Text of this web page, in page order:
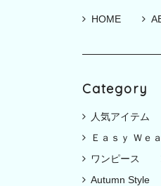
HOME
Category
人気アイテム
Ｅａｓｙ Ｗｅ
ワンピース
Autumn Style